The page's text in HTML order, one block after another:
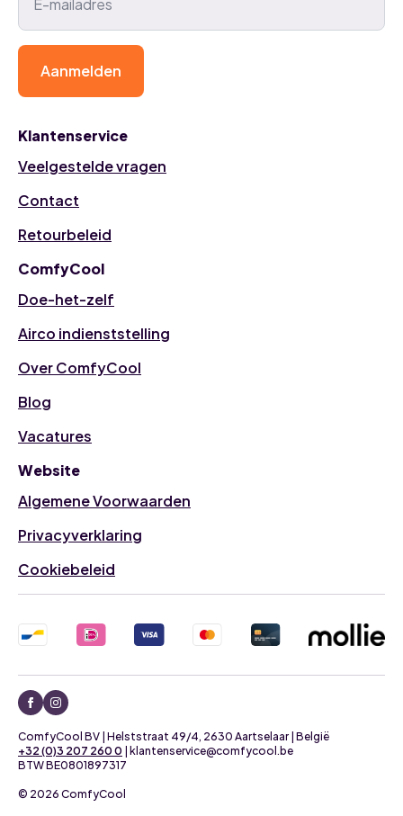
Klantenservice
Veelgestelde vragen
Contact
Retourbeleid
ComfyCool
Doe-het-zelf
Airco indienststelling
Over ComfyCool
Blog
Vacatures
Website
Algemene Voorwaarden
Privacyverklaring
Cookiebeleid
Aanmelden
© 2026 ComfyCool
+32 (0)3 207 260 0 | klantenservice@comfycool.be
BTW BE0801897317
ComfyCool BV | Helststraat 49/4, 2630 Aartselaar | België